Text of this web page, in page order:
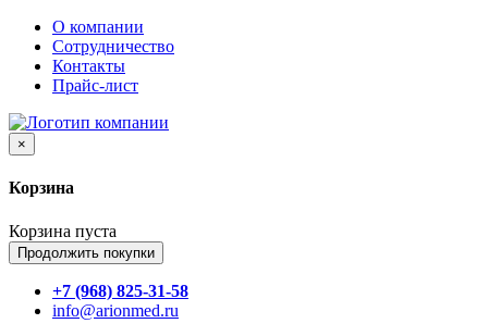
О компании
Сотрудничество
Контакты
Прайс-лист
×
Корзина
Корзина пуста
Продолжить покупки
+7 (968) 825-31-58
info@arionmed.ru